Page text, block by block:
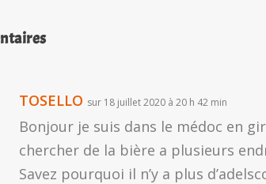
TOSELLO sur 18 juillet 2020 à 20 h 42 min
Bonjour je suis dans le médoc en
chercher de la bière a plusieurs
Savez pourquoi il n’y a plus